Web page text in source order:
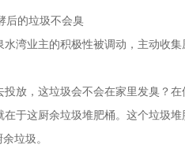
后的垃圾不会臭
湾业主的积极性被调动，主动收集
放，这垃圾会不会在家里发臭？在
于这厨余垃圾堆肥桶。这个垃圾
垃圾。